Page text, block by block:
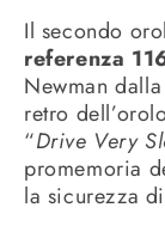
Il secondo
referenza
Newman
retro
“Drive Very
promemoria
la sicurezza